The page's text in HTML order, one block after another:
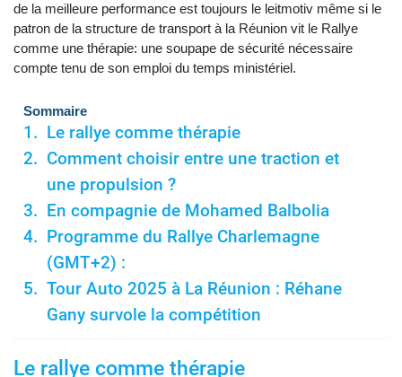
de la meilleure performance est toujours le leitmotiv même si le
patron de la structure de transport à la Réunion vit le Rallye
comme une thérapie: une soupape de sécurité nécessaire
compte tenu de son emploi du temps ministériel.
Sommaire
Le rallye comme thérapie
Comment choisir entre une traction et
une propulsion ?
En compagnie de Mohamed Balbolia
Programme du Rallye Charlemagne
(GMT+2) :
Tour Auto 2025 à La Réunion : Réhane
Gany survole la compétition
Le rallye comme thérapie